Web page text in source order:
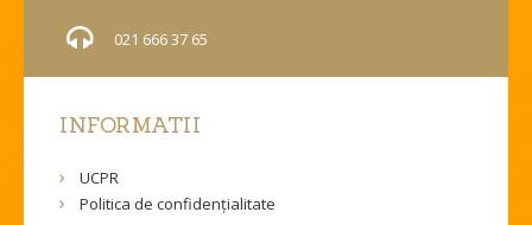
021 666 37 65
INFORMATII
UCPR
Politica de confidențialitate